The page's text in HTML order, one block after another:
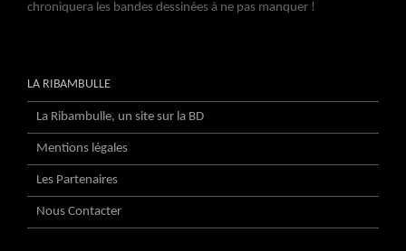
chroniquera les bandes dessinées à ne pas manquer !
LA RIBAMBULLE
La Ribambulle, un site sur la BD
Mentions légales
Les Partenaires
Nous Contacter